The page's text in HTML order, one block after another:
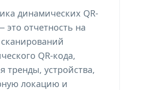
динамических QR-
это отчетность на
QR-кода,
тренды, устройства,
локацию и